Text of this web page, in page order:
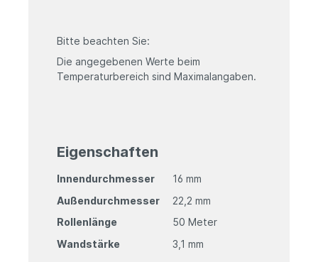
Bitte beachten Sie:
Die angegebenen Werte beim
Temperaturbereich sind Maximalangaben.
Eigenschaften
Innendurchmesser
16 mm
Außendurchmesser
22,2 mm
Rollenlänge
50 Meter
Wandstärke
3,1 mm